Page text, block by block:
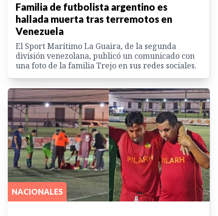
Familia de futbolista argentino es
hallada muerta tras terremotos en
Venezuela
El Sport Marítimo La Guaira, de la segunda
división venezolana, publicó un comunicado con
una foto de la familia Trejo en sus redes sociales.
NACIONALES